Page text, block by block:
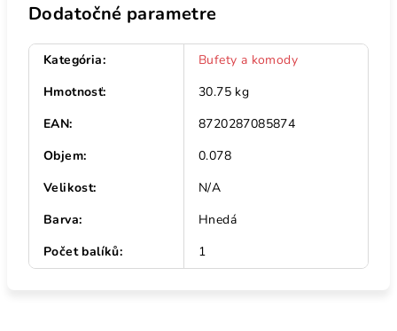
Dodatočné parametre
Kategória:
Bufety a komody
Hmotnosť:
30.75 kg
EAN:
8720287085874
Objem:
0.078
Velikost:
N/A
Barva:
Hnedá
Počet balíků: 1